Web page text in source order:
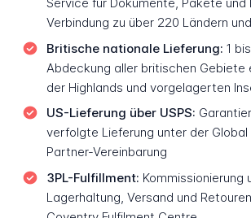
Verbindung zu über 220 Ländern
Britische nationale Lieferung: 1
Abdeckung aller britischen Gebiete
der Highlands und vorgelagerten
US-Lieferung über USPS:
verfolgte Lieferung unter der Global
Partner-Vereinbarung
3PL-Fulfillment: Kommissionierung
Lagerhaltung, Versand und